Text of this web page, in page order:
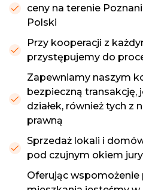
ceny na terenie
Polski
Przy kooperacji z
przystępujemy do
Zapewniamy naszym
bezpieczną transakcję,
działek, również tych z
prawną
Sprzedaż lokali i
pod czujnym okiem
Oferując wspomożenie